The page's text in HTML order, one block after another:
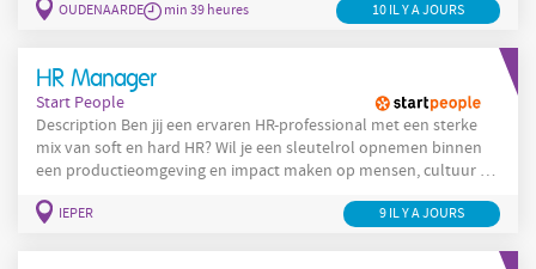
verlopen. Je takenpakket omvat onder meer: Vacatures
Onboarding
OUDENAARDE min 39 heures 10 IL Y A JOURS
HR Manager
Start People
Description Ben jij een ervaren HR-professional met een sterke
mix van soft en hard HR? Wil je een sleutelrol opnemen binnen
een productieomgeving en impact maken op mensen, cultuur en
Manager ben je verantwoordelijk voor het
IEPER 9 IL Y A JOURS